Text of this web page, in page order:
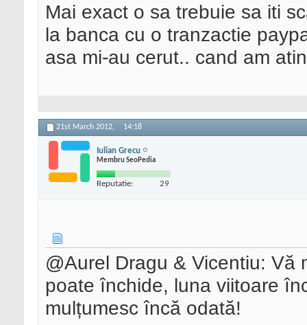
Mai exact o sa trebuie sa iti
la banca cu o tranzactie
asa mi-au cerut.. cand am
21st March 2012, 14:18
Iulian Grecu
Membru SeoPedia
Reputatie: 29
@Aurel Dragu & Vicentiu: Vă
poate închide, luna viitoare
mulțumesc încă odată!